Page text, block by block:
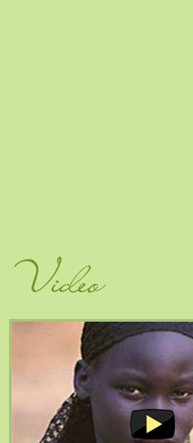
Video